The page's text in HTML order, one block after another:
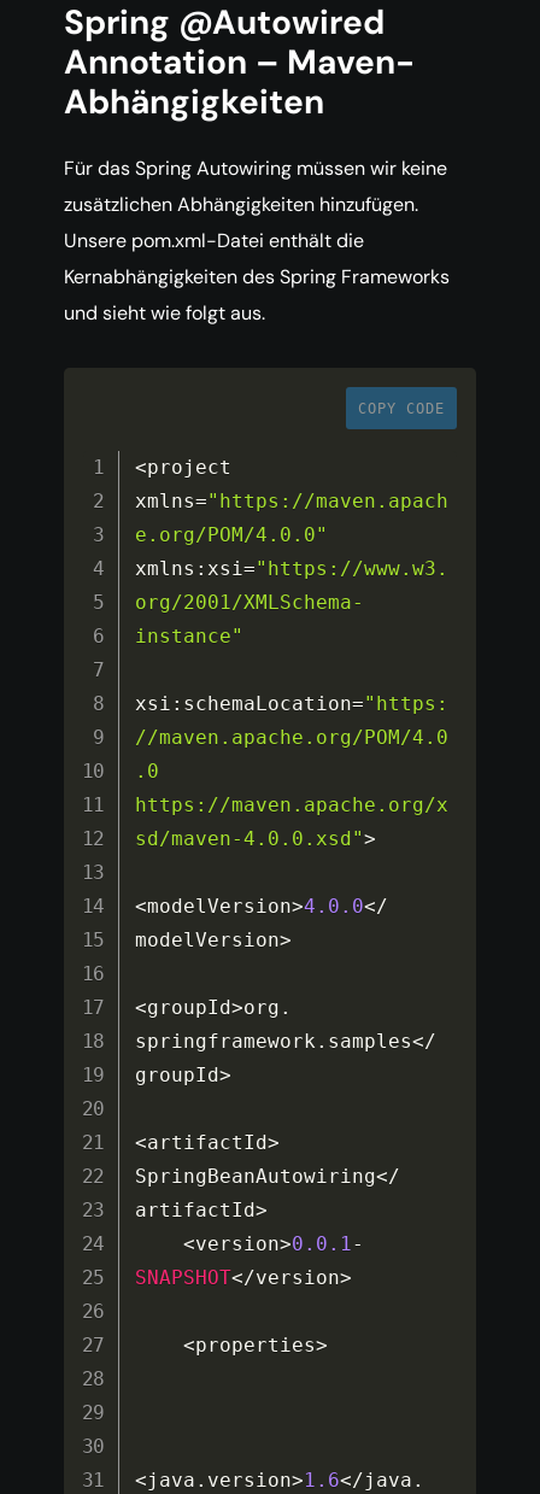
Spring @Autowired
Annotation – Maven-
Abhängigkeiten
Für das Spring Autowiring müssen wir keine
zusätzlichen Abhängigkeiten hinzufügen.
Unsere pom.xml-Datei enthält die
Kernabhängigkeiten des Spring Frameworks
und sieht wie folgt aus.
COPY CODE
<project
xmlns="https://maven.apach
e.org/POM/4.0.0"
xmlns : xsi="https://www.w3.
org/2001/XMLSchema-
instance"
xsi : schemaLocation="https:
//maven.apache.org/POM/4.0
.0
https://maven.apache.org/x
sd/maven-4.0.0.xsd">
<modelVersion>4.0 .0</
modelVersion>
<groupId>org .
springframework . samples</
groupId>
<artifactId>
SpringBeanAutowiring</
artifactId>
<version>0.0 .1-
SNAPSHOT</version>
<properties>
<java . version>1.6</java .